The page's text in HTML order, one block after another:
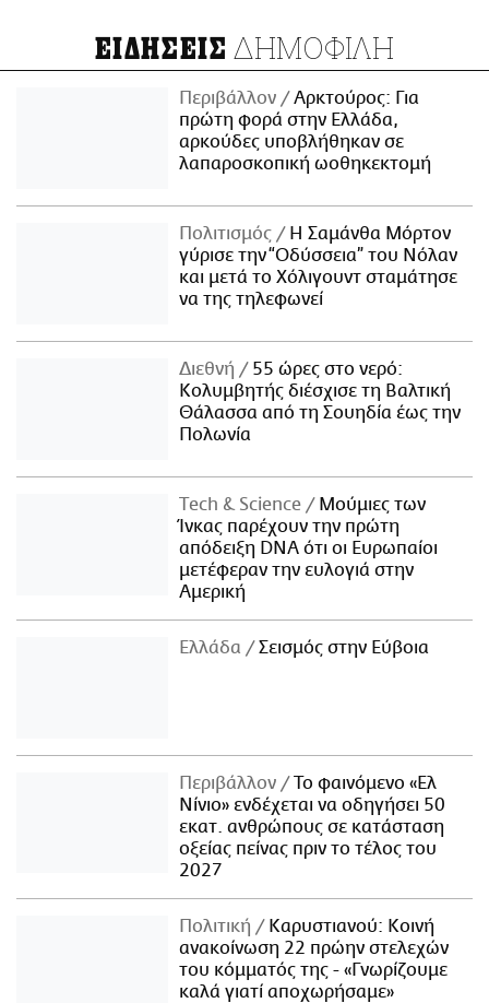
ΕΙΔΗΣΕΙΣ ΔΗΜΟΦΙΛΗ
Περιβάλλον
Αρκτούρος: Για
πρώτη φορά στην Ελλάδα,
αρκούδες υποβλήθηκαν σε
λαπαροσκοπική ωοθηκεκτομή
Πολιτισμός
Η Σαμάνθα Μόρτον
γύρισε την “Οδύσσεια” του Νόλαν
και μετά το Χόλιγουντ σταμάτησε
να της τηλεφωνεί
Διεθνή
55 ώρες στο νερό:
Κολυμβητής διέσχισε τη Βαλτική
Θάλασσα από τη Σουηδία έως την
Πολωνία
Τech & Science
Μούμιες των
Ίνκας παρέχουν την πρώτη
απόδειξη DNA ότι οι Ευρωπαίοι
μετέφεραν την ευλογιά στην
Αμερική
Ελλάδα Σεισμός στην Εύβοια
Περιβάλλον
Το φαινόμενο «Ελ
Νίνιο» ενδέχεται να οδηγήσει 50
εκατ. ανθρώπους σε κατάσταση
οξείας πείνας πριν το τέλος του
2027
Πολιτική
Καρυστιανού: Κοινή
ανακοίνωση 22 πρώην στελεχών
του κόμματός της - «Γνωρίζουμε
καλά γιατί αποχωρήσαμε»